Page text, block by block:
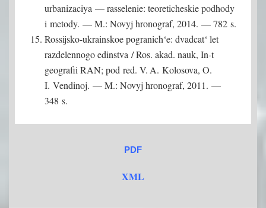
urbanizaciya — rasselenie: teoreticheskie podhody
i metody. — M.: Novyj hronograf, 2014. — 782 s.
Rossijsko-ukrainskoe pogranich‘e: dvadcat‘ let
razdelennogo edinstva / Ros. akad. nauk, In-t
geografii RAN; pod red. V. A. Kolosova, O.
I. Vendinoj. — M.: Novyj hronograf, 2011. —
348 s.
PDF
XML